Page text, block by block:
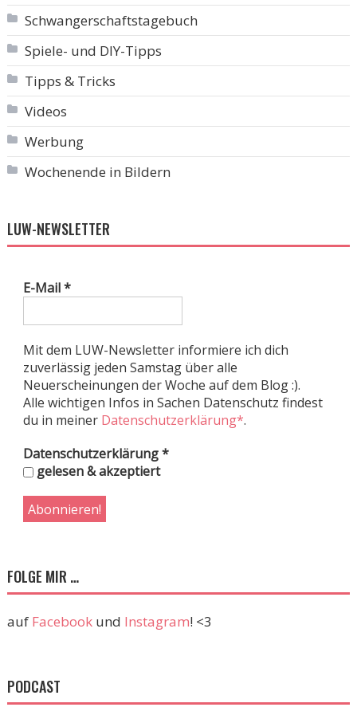
Schwangerschaftstagebuch
Spiele- und DIY-Tipps
Tipps & Tricks
Videos
Werbung
Wochenende in Bildern
LUW-NEWSLETTER
E-Mail*
Mit dem LUW-Newsletter informiere ich dich
zuverlässig jeden Samstag über alle
Neuerscheinungen der Woche auf dem Blog :).
Alle wichtigen Infos in Sachen Datenschutz findest
du in meiner Datenschutzerklärung*.
Datenschutzerklärung*
gelesen & akzeptiert
FOLGE MIR …
auf Facebookund Instagram! <3
PODCAST